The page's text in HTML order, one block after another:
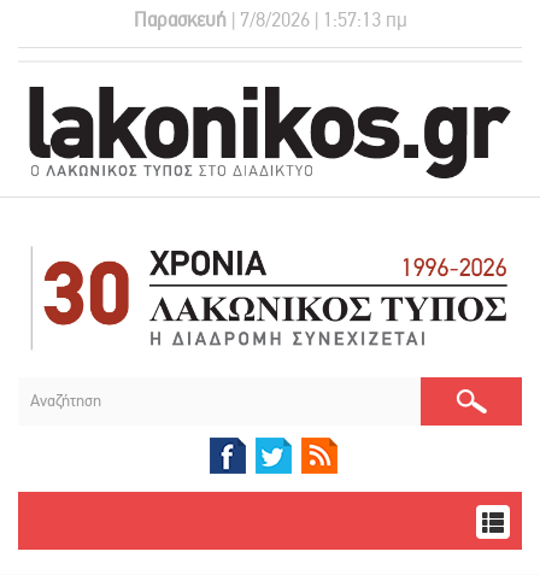
Παρασκευή | 7/8/2026 | 1:57:14 πμ